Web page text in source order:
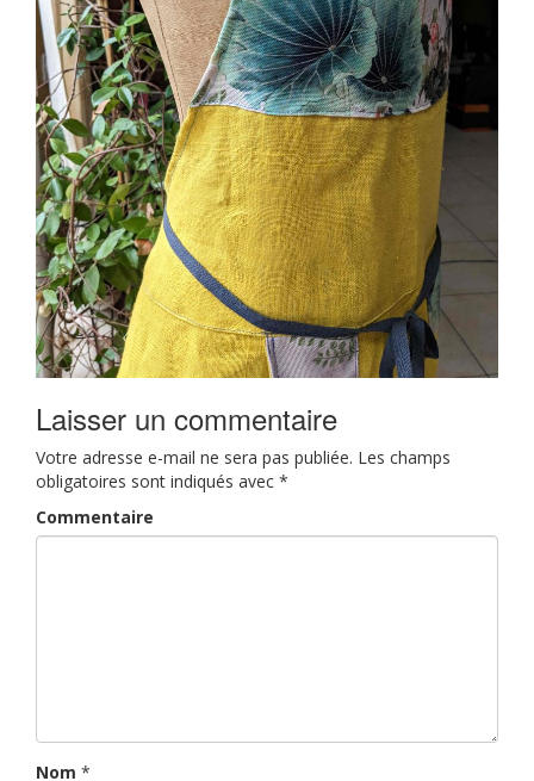
Laisser un commentaire
Votre adresse e-mail ne sera pas publiée. Les champs
obligatoires sont indiqués avec *
Commentaire
Nom *